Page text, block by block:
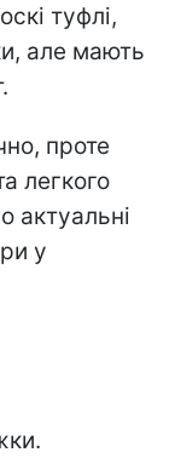
туфлі,
але мають
проте
легкого
актуальні
у